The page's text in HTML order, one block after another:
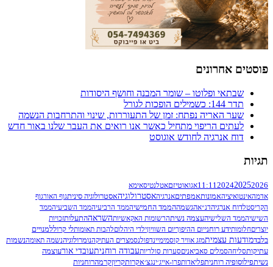
המבנה וחושף היסודות
של התעוררות, שינוי והתרחבות הנשמה
כאשר אנו רואים את העבר שלנו באור חדש
אטלנטיסאימא
אסטרולוגיהאסטרולוגיה סיניתגוף האורגוף
החמישיהממד הרביעיהממד השביעיהממד
הרשומות האקאשיותהשראההתעלותזכויות
השוויוןילדי היהלוםלהבות תאומותלי קרוללמנויים
מיינדפולנסמצרים העתיקהנומרולוגיהנשמה תאומהנשמות
סולריותעבודה רוחניתעובדי אור עוצמה
אייג׳ינגצ׳אקרות קריוןקרמהרוחניות